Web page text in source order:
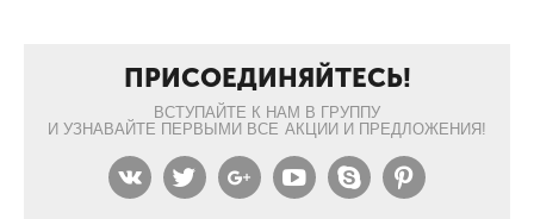
ПРИСОЕДИНЯЙТЕСЬ!
ВСТУПАЙТЕ К НАМ В ГРУППУ
И УЗНАВАЙТЕ ПЕРВЫМИ ВСЕ АКЦИИ И ПРЕДЛОЖЕНИЯ!